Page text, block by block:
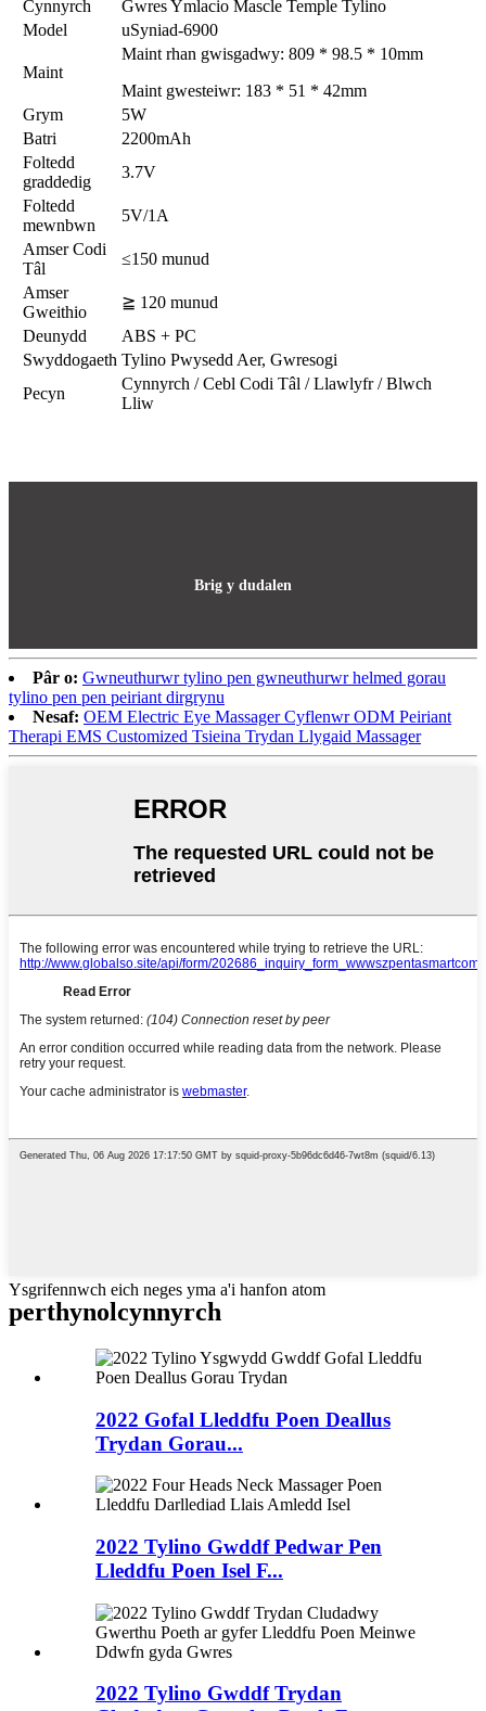
Cynnyrch
Gwres Ymlacio Mascle Temple Tylino
Model
uSyniad-6900
Maint
Maint rhan gwisgadwy: 809 * 98.5 * 10mm
Maint gwesteiwr: 183 * 51 * 42mm
Grym
5W
Batri
2200mAh
Foltedd
graddedig
3.7V
Foltedd
mewnbwn
5V/1A
Amser Codi
Tâl
≤150 munud
Amser
Gweithio
≧ 120 munud
Deunydd
ABS + PC
Swyddogaeth Tylino Pwysedd Aer, Gwresogi
Pecyn
Cynnyrch / Cebl Codi Tâl / Llawlyfr / Blwch
Lliw
Brig y dudalen
Pâr o: Gwneuthurwr tylino pen gwneuthurwr helmed gorau
tylino pen pen peiriant dirgrynu
Nesaf: OEM Electric Eye Massager Cyflenwr ODM Peiriant
Therapi EMS Customized Tsieina Trydan Llygaid Massager
Ysgrifennwch eich neges yma a'i hanfon atom
perthynolcynnyrch
2022 Gofal Lleddfu Poen Deallus
Trydan Gorau...
2022 Tylino Gwddf Pedwar Pen
Lleddfu Poen Isel F...
2022 Tylino Gwddf Trydan